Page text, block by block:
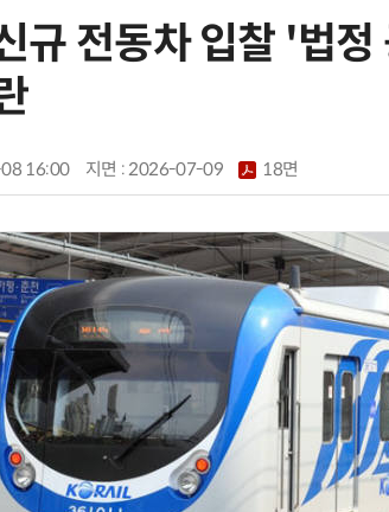
규 전동차 입찰 '법
16:00 지면 :2026-07-09 18면